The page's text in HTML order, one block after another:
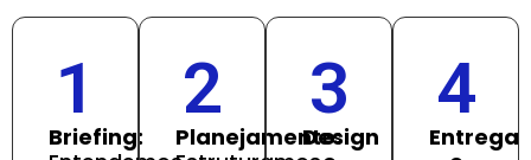
1
Briefing:
2
Planejamento:
3
Design
4
Entrega